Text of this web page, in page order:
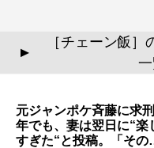
▲
［チェーン飯
元ジャンポケ斉藤に求
年でも、妻は翌日に“楽
すぎた“と投稿。「そ